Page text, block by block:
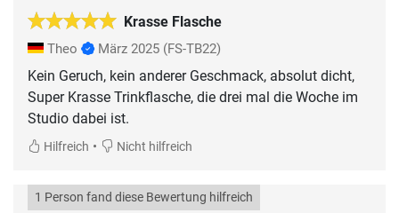
Krasse Flasche
Theo März 2025 (FS-TB22)
Kein Geruch, kein anderer Geschmack, absolut dicht,
Super Krasse Trinkflasche, die drei mal die Woche im
Studio dabei ist.
Hilfreich • Nicht hilfreich
1 Person fand diese Bewertung hilfreich